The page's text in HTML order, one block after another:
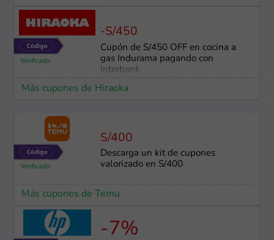
-S/450
Cupón de S/450 OFF en cocina a
gas Indurama pagando con
Interbank
Más cupones de Hiraoka
S/400
Descarga un kit de cupones
valorizado en S/400
Más cupones de Temu
-7%